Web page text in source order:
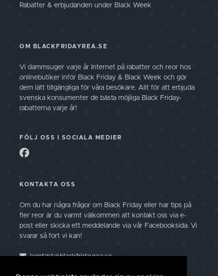
Rabatter & erbjudanden under Black Week
OM BLACKFRIDAYREA.SE
Vi dammsuger varje år Internet på rabatter och reor hos
onlinebutiker inför Black Friday & Black Week och gör
dem lätt tillgängliga för våra besökare. Allt för att erbjuda
svenska konsumenter de bästa möjliga Black Friday-
rabatterna varje år!
FÖLJ OSS I SOCIALA MEDIER
KONTAKTA OSS
Om du har några frågor om Black Friday eller har tips på
fler reor är du varmt välkommen att kontakt oss via e-
post eller skicka ett meddelande via vår Facebooksida. Vi
svarar så fort vi kan!
kontakt@blackfridayrea.se